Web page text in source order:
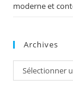
moderne et
Archives
Sélectionner